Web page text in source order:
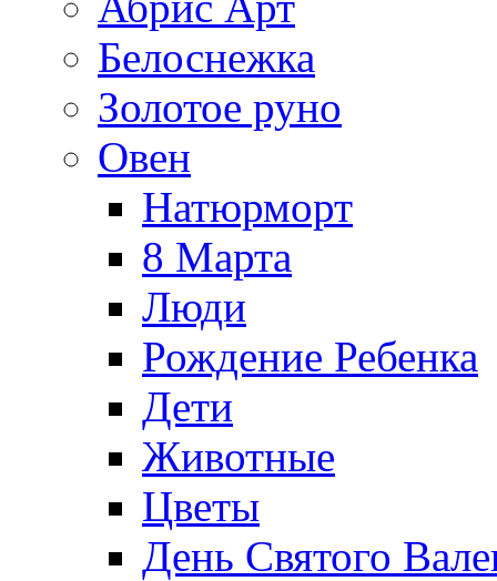
Белоснежка
Золотое руно
Овен
Натюрморт
8 Марта
Люди
Рождение Ребенка
Дети
Животные
Цветы
День Святого